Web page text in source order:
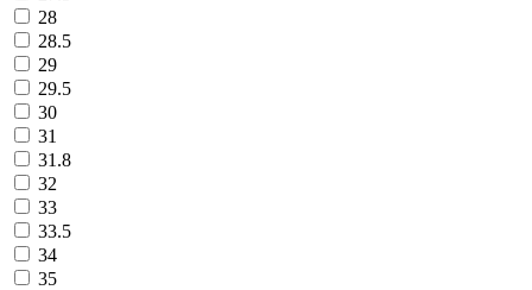
28
28.5
29
29.5
30
31
31.8
32
33
33.5
34
35